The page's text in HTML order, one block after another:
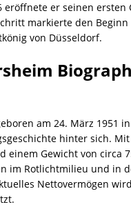
eröffnete er seinen ersten
markierte den
von Düsseldorf.
am 24. März 1951
hinter sich.
einem Gewicht von circa
im Rotlichtmilieu und in
Nettovermögen